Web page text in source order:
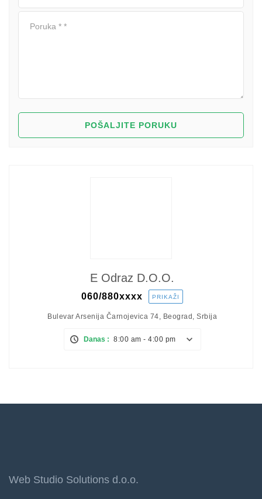
E Odraz D.o.o.
060/880xxxx PRIKAŽI
Bulevar Arsenija Čarnojevica 74, Beograd, Srbija
Danas : 8:00 am - 4:00 pm
Web Studio Solutions d.o.o.